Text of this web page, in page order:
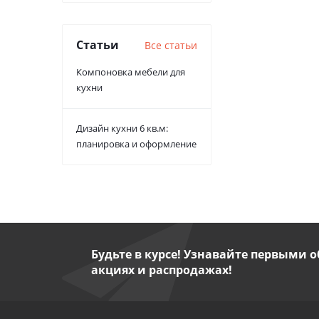
Статьи Все статьи
Компоновка мебели для
кухни
Дизайн кухни 6 кв.м:
планировка и оформление
Будьте в курсе! Узнавайте первыми
акциях и распродажах!